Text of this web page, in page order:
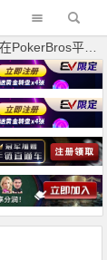
取黑心钱达数百万刀！